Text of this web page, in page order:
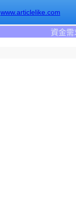
www.articlelike.com
資金需求者免費註冊